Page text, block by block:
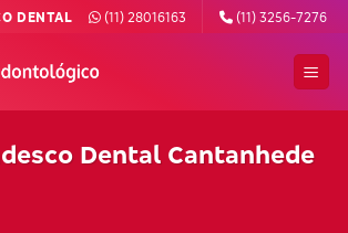
DENTAL (11) 28016163 (11) 3256-7276
Dental Cantanhede